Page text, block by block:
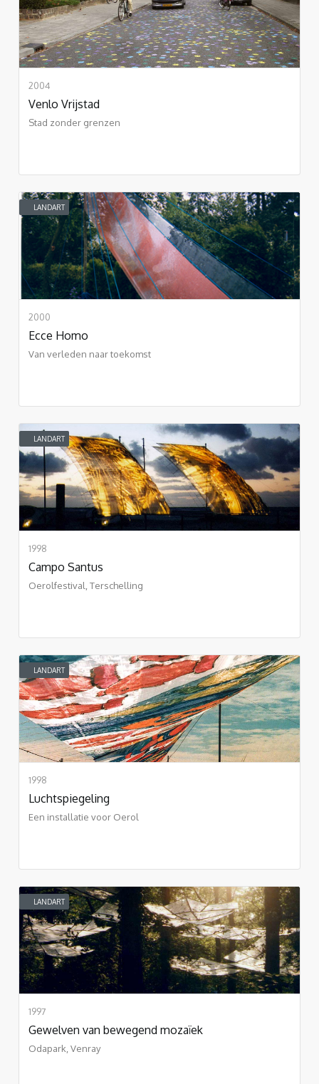
2004
Venlo Vrijstad
Stad zonder grenzen
LANDART
2000
Ecce Homo
Van verleden naar toekomst
LANDART
1998
Campo Santus
Oerolfestival, Terschelling
LANDART
1998
Luchtspiegeling
Een installatie voor Oerol
LANDART
1997
Gewelven van bewegend mozaïek
Odapark, Venray